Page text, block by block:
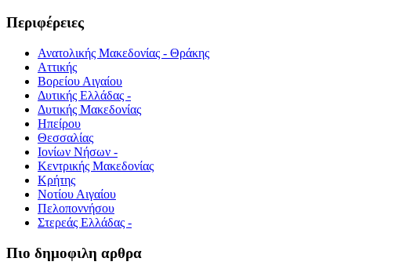
Περιφέρειες
Ανατολικής Μακεδονίας - Θράκης
Αττικής
Βορείου Αιγαίου
Δυτικής Ελλάδας -
Δυτικής Μακεδονίας
Ηπείρου
Θεσσαλίας
Ιονίων Νήσων -
Κεντρικής Μακεδονίας
Κρήτης
Νοτίου Αιγαίου
Πελοποννήσου
Στερεάς Ελλάδας -
Πιο δημοφιλη αρθρα